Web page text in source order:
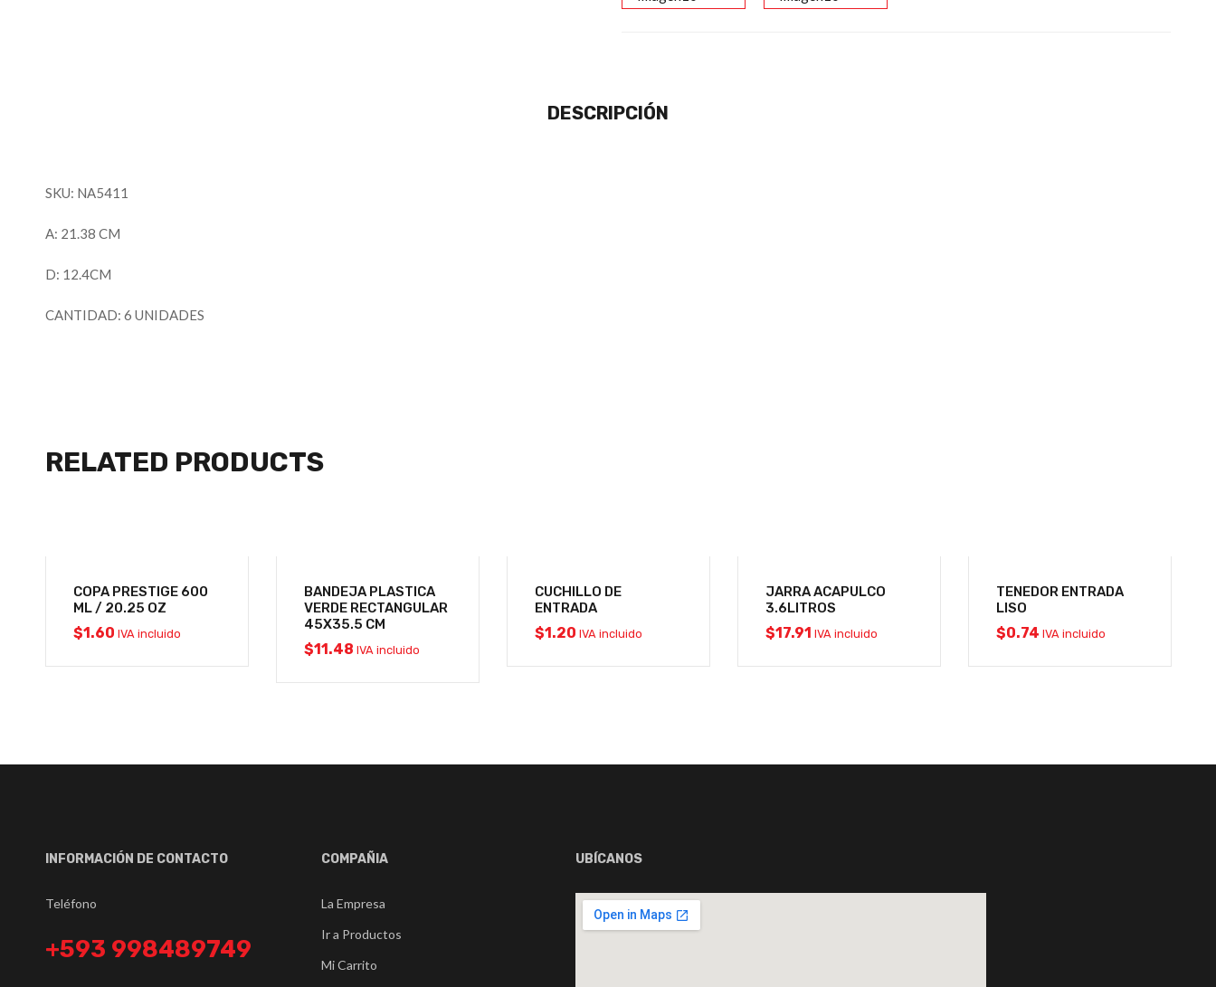
DESCRIPCIÓN
SKU: NA5411
A: 21.38 CM
D: 12.4CM
CANTIDAD: 6 UNIDADES
RELATED PRODUCTS
COPA PRESTIGE 600
ML / 20.25 OZ
$1.60 IVA incluido
BANDEJA PLASTICA
VERDE RECTANGULAR
45X35.5 CM
$11.48 IVA incluido
CUCHILLO DE
ENTRADA
$1.20 IVA incluido
JARRA ACAPULCO
3.6LITROS
$17.91 IVA incluido
TENEDOR ENTRADA
LISO
$0.74 IVA incluido
INFORMACIÓN DE CONTACTO
Teléfono
+593 998489749
COMPAÑIA
La Empresa
Ir a Productos
Mi Carrito
UBÍCANOS